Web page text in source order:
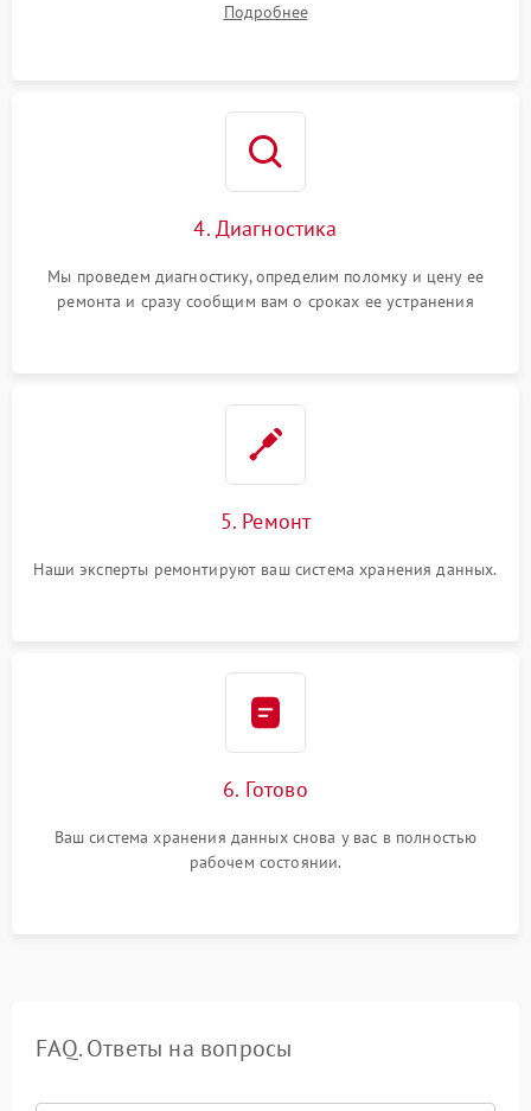
Подробнее
4. Диагностика
Мы проведем диагностику, определим поломку и цену ее
ремонта и сразу сообщим вам о сроках ее устранения
5. Ремонт
Наши эксперты ремонтируют ваш система хранения данных.
6. Готово
Ваш система хранения данных снова у вас в полностью
рабочем состоянии.
FAQ. Ответы на вопросы